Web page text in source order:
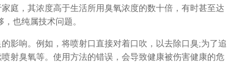
庭，其浓度高于生活所用臭氧浓度的数十倍，有时甚至达
也纯属技术问题。
影响。例如，将喷射口直接对着口吹，以去除口臭;为了追
射臭氧等。使用方法的错误，会导致健康被伤害健康的危